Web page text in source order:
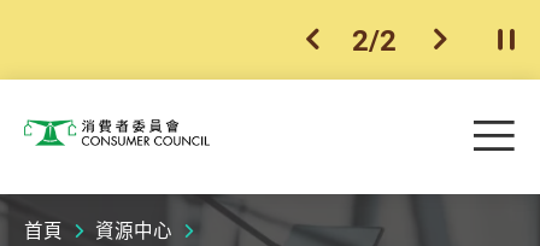
上一個
2/2 下一個開
消費者委員會 目
首頁 資源中心